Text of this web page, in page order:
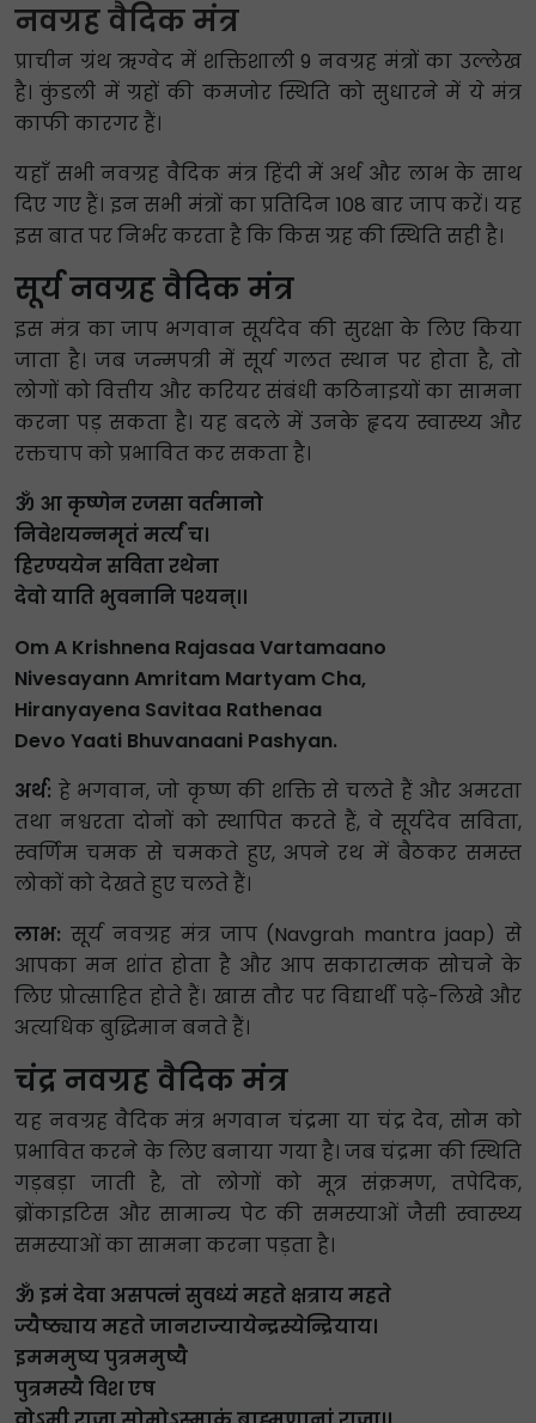
नवग्रह वैदिक मंत्र
प्राचीन ग्रंथ ऋग्वेद में शक्तिशाली 9 नवग्रह मंत्रों का उल्लेख
है। कुंडली में ग्रहों की कमजोर स्थिति को सुधारने में ये मंत्र
काफी कारगर हैं।
यहाँ सभी नवग्रह वैदिक मंत्र हिंदी में अर्थ और लाभ के साथ
दिए गए हैं। इन सभी मंत्रों का प्रतिदिन 108 बार जाप करें। यह
इस बात पर निर्भर करता है कि किस ग्रह की स्थिति सही है।
सूर्य नवग्रह वैदिक मंत्र
इस मंत्र का जाप भगवान सूर्यदेव की सुरक्षा के लिए किया
जाता है। जब जन्मपत्री में सूर्य गलत स्थान पर होता है, तो
लोगों को वित्तीय और करियर संबंधी कठिनाइयों का सामना
करना पड़ सकता है। यह बदले में उनके हृदय स्वास्थ्य और
रक्तचाप को प्रभावित कर सकता है।
ॐ आ कृष्णेन रजसा वर्तमानो
निवेशयन्नमृतं मर्त्यं च।
हिरण्ययेन सविता रथेना
देवो याति भुवनानि पश्यन्।।
Om A Krishnena Rajasaa Vartamaano
Nivesayann Amritam Martyam Cha,
Hiranyayena Savitaa Rathenaa
Devo Yaati Bhuvanaani Pashyan.
अर्थ: हे भगवान, जो कृष्ण की शक्ति से चलते हैं और अमरता
तथा नश्वरता दोनों को स्थापित करते हैं, वे सूर्यदेव सविता,
स्वर्णिम चमक से चमकते हुए, अपने रथ में बैठकर समस्त
लोकों को देखते हुए चलते हैं।
लाभ: सूर्य नवग्रह मंत्र जाप (Navgrah mantra jaap) से
आपका मन शांत होता है और आप सकारात्मक सोचने के
लिए प्रोत्साहित होते हैं। खास तौर पर विद्यार्थी पढ़े-लिखे और
अत्यधिक बुद्धिमान बनते हैं।
चंद्र नवग्रह वैदिक मंत्र
यह नवग्रह वैदिक मंत्र भगवान चंद्रमा या चंद्र देव, सोम को
प्रभावित करने के लिए बनाया गया है। जब चंद्रमा की स्थिति
गड़बड़ा जाती है, तो लोगों को मूत्र संक्रमण, तपेदिक,
ब्रोंकाइटिस और सामान्य पेट की समस्याओं जैसी स्वास्थ्य
समस्याओं का सामना करना पड़ता है।
ॐ इमं देवा असपत्नं सुवध्यं महते क्षत्राय महते
ज्यैष्ठ्याय महते जानराज्यायेन्द्रस्येन्द्रियाय।
इमममुष्य पुत्रममुष्यै
पुत्रमस्यै विश एष